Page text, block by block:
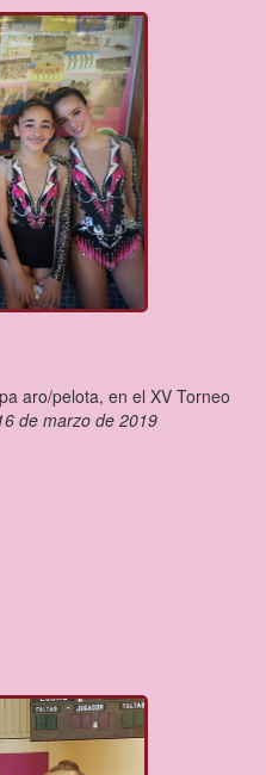
aro/pelota, en el XV Torneo
de marzo de 2019